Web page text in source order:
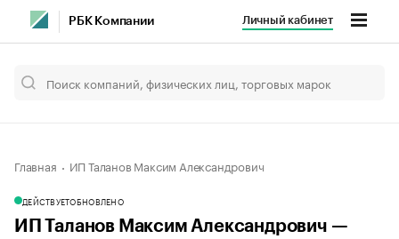
РБК Компании Личный кабинет
Главная ИП Таланов Максим Александрович
ДЕЙСТВУЕТОБНОВЛЕНО
ИП Таланов Максим Александрович —